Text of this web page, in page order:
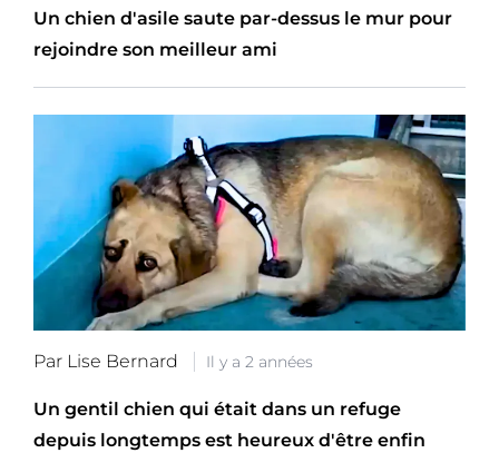
Un chien d'asile saute par-dessus le mur pour
rejoindre son meilleur ami
Par Lise Bernard Il y a 2 années
Un gentil chien qui était dans un refuge
depuis longtemps est heureux d'être enfin